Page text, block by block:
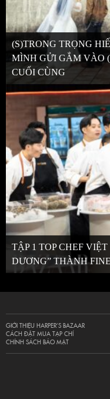
(S)TRONG TRỌNG
MÌNH GỬI GẮM VÀO
CUỐI CÙNG
TẬP 1 TOP CHEF
DƯƠNG” THÀNH
GIỚI THIỆU HARPER’S BAZAAR
CÁCH ĐẶT MUA TẠP CHÍ
CHÍNH SÁCH BẢO MẬT